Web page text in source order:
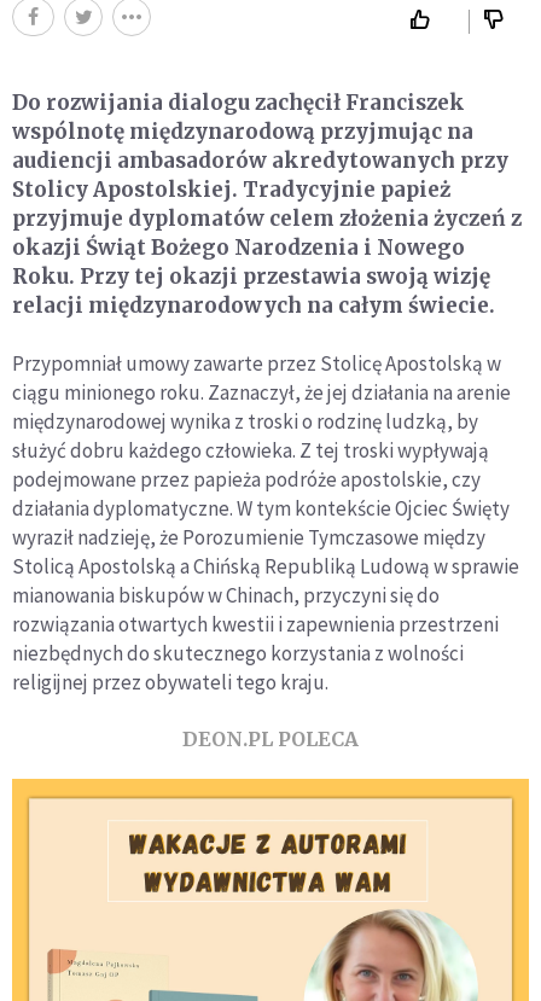
Do rozwijania dialogu zachęcił Franciszek
wspólnotę międzynarodową przyjmując na
audiencji ambasadorów akredytowanych przy
Stolicy Apostolskiej. Tradycyjnie papież
przyjmuje dyplomatów celem złożenia życzeń z
okazji Świąt Bożego Narodzenia i Nowego
Roku. Przy tej okazji przestawia swoją wizję
relacji międzynarodowych na całym świecie.
Przypomniał umowy zawarte przez Stolicę Apostolską w
ciągu minionego roku. Zaznaczył, że jej działania na arenie
międzynarodowej wynika z troski o rodzinę ludzką, by
służyć dobru każdego człowieka. Z tej troski wypływają
podejmowane przez papieża podróże apostolskie, czy
działania dyplomatyczne. W tym kontekście Ojciec Święty
wyraził nadzieję, że Porozumienie Tymczasowe między
Stolicą Apostolską a Chińską Republiką Ludową w sprawie
mianowania biskupów w Chinach, przyczyni się do
rozwiązania otwartych kwestii i zapewnienia przestrzeni
niezbędnych do skutecznego korzystania z wolności
religijnej przez obywateli tego kraju.
DEON.PL POLECA